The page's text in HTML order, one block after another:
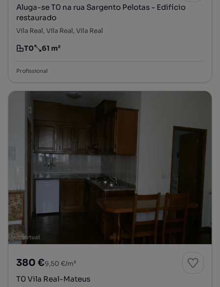
Aluga-se T0 na rua Sargento Pelotas - Edifício
restaurado
Vila Real, Vila Real, Vila Real
Tipologia
T0
Preço por metro quadrado
61 m²
Profissional
380 €9,50 €/m²
T0 Vila Real-Mateus